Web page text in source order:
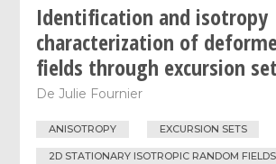
Identification and isotropy
characterization of
fields through excursion
DeJulie Fournier
ANISOTROPY EXCURSION SETS
2D STATIONARY ISOTROPIC RANDOM FIELDS